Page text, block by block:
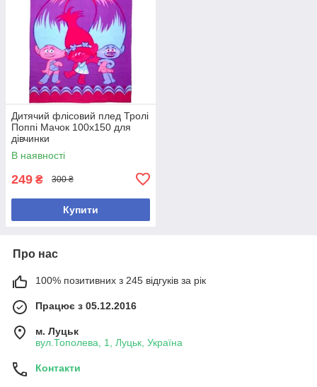
Дитячий флісовий плед Тролі
Поппі Мачок 100х150 для
дівчинки
В наявності
249 ₴ 300 ₴
Купити
Про нас
100% позитивних з 245 відгуків за рік
Працює з 05.12.2016
м. Луцьк
вул.Тополева, 1, Луцьк, Україна
Контакти